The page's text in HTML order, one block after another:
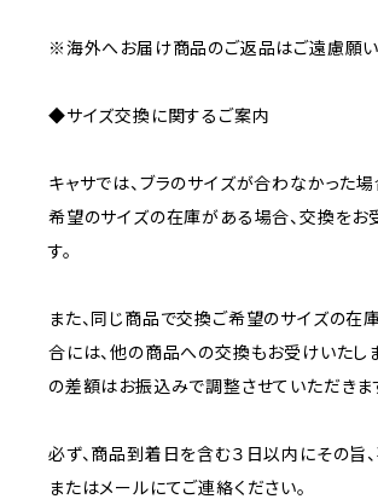
※海外へお届け商品のご返品はご遠慮願い
◆サイズ交換に関するご案内
キャサでは、ブラのサイズが合わなかった
希望のサイズの在庫がある場合、交換をお
す。
また、同じ商品で交換ご希望のサイズの在
合には、他の商品への交換もお受けいたし
の差額はお振込みで調整させていただきま
必ず、商品到着日を含む３日以内にその旨
またはメールにてご連絡ください。